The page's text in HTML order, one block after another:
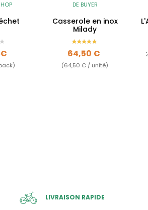
DE BUYER
Casserole en inox
Milady
Prix
64,50 €
(64,50 € / unité)
LIVRAISON RAPIDE